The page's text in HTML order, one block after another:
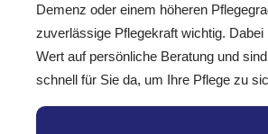
Demenz oder einem höheren
zuverlässige Pflegekraft wichtig. Dabei
Wert auf persönliche Beratung und
schnell für Sie da, um Ihre Pflege zu